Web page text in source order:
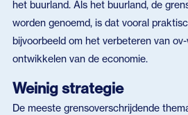
het buurland. Als het buurland, de
worden genoemd, is dat vooral
bijvoorbeeld om het verbeteren van
ontwikkelen van de economie.
Weinig strategie
De meeste grensoverschrijdende